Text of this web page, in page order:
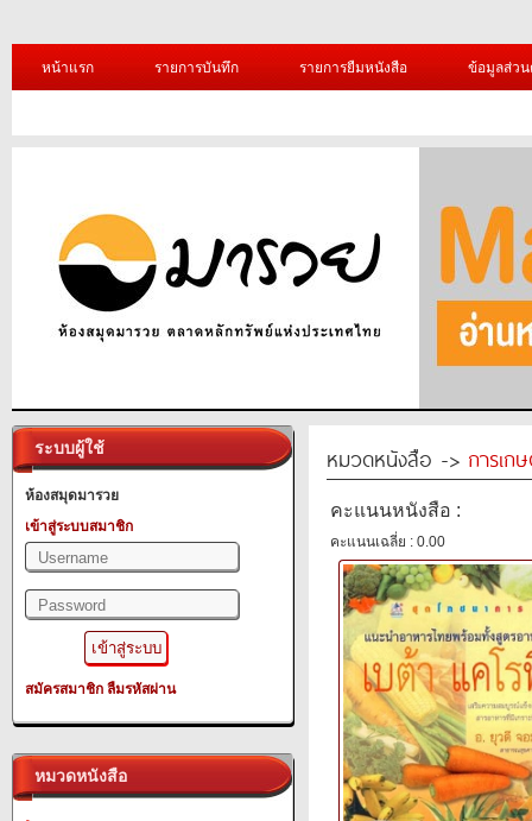
หน้าแรก รายการบันทึก รายการยืมหนังสือ ข้อมูลส่ว
ระบบผู้ใช้
ห้องสมุดมารวย
เข้าสู่ระบบสมาชิก
สมัครสมาชิก ลืมรหัสผ่าน
หมวดหนังสือ
หมวดหนังสือ -> การเก
คะแนนหนังสือ :
คะแนนเฉลี่ย : 0.00